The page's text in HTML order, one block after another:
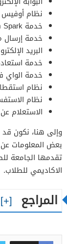
نظام أوفيس 365.
خدمة Dream Spark
خدمة إرسال
البريد
خدمة
خدمة الواي
نظام
نظام
الاستعلام
وإلى هنا، نكون قد
بعض المعلومات عن
تقدمها الجامعة
الاكاديمي للطلاب.
المراجع